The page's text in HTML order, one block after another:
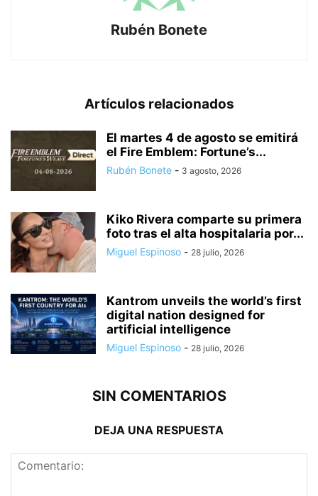
Rubén Bonete
Artículos relacionados
El martes 4 de agosto se emitirá
el Fire Emblem: Fortune’s...
Rubén Bonete - 3 agosto, 2026
Kiko Rivera comparte su primera
foto tras el alta hospitalaria por...
Miguel Espinoso - 28 julio, 2026
Kantrom unveils the world’s first
digital nation designed for
artificial intelligence
Miguel Espinoso - 28 julio, 2026
SIN COMENTARIOS
DEJA UNA RESPUESTA